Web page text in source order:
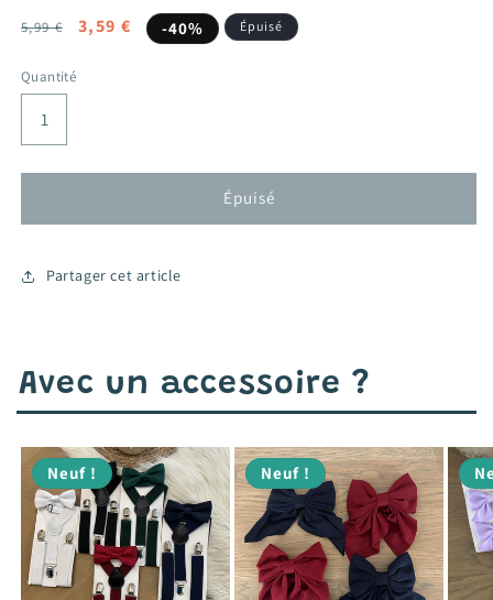
Prix
5,99 €
Prix
3,59 € -40% Épuisé
Quantité
Épuisé
Partager cet article
Avec un accessoire ?
Neuf ! Neuf !